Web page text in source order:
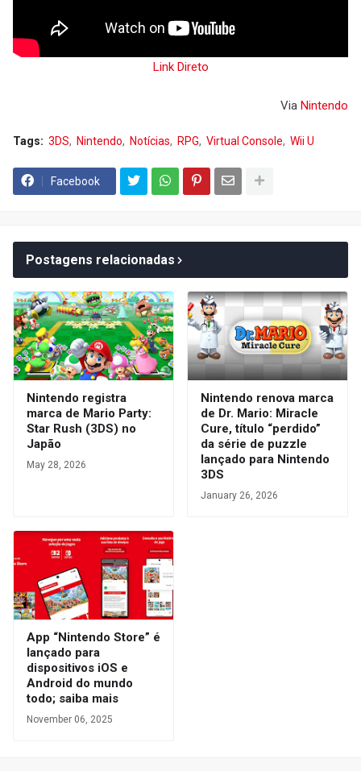
Link Direto
Via Nintendo
Tags: 3DS Nintendo Notícias RPG Virtual Console Wii U
Facebook
Postagens relacionadas
Nintendo registra
marca de Mario Party:
Star Rush (3DS) no
Japão
May 28, 2026
Nintendo renova marca
de Dr. Mario: Miracle
Cure, título “perdido”
da série de puzzle
lançado para Nintendo
3DS
January 26, 2026
App “Nintendo Store” é
lançado para
dispositivos iOS e
Android do mundo
todo; saiba mais
November 06, 2025